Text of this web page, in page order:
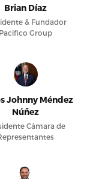
Brian Díaz
& Fundador
Pacifico Group
Johnny Méndez
Núñez
Cámara de